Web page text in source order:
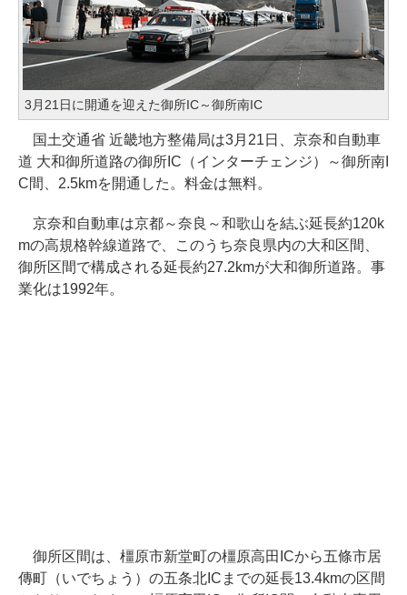
3月21日に開通を迎えた御所IC～御所南IC
国土交通省 近畿地方整備局は3月21日、京奈和自動車
道 大和御所道路の御所IC（インターチェンジ）～御所南I
C間、2.5kmを開通した。料金は無料。
京奈和自動車は京都～奈良～和歌山を結ぶ延長約120k
mの高規格幹線道路で、このうち奈良県内の大和区間、
御所区間で構成される延長約27.2kmが大和御所道路。事
業化は1992年。
御所区間は、橿原市新堂町の橿原高田ICから五條市居
傳町（いでちょう）の五条北ICまでの延長13.4kmの区間